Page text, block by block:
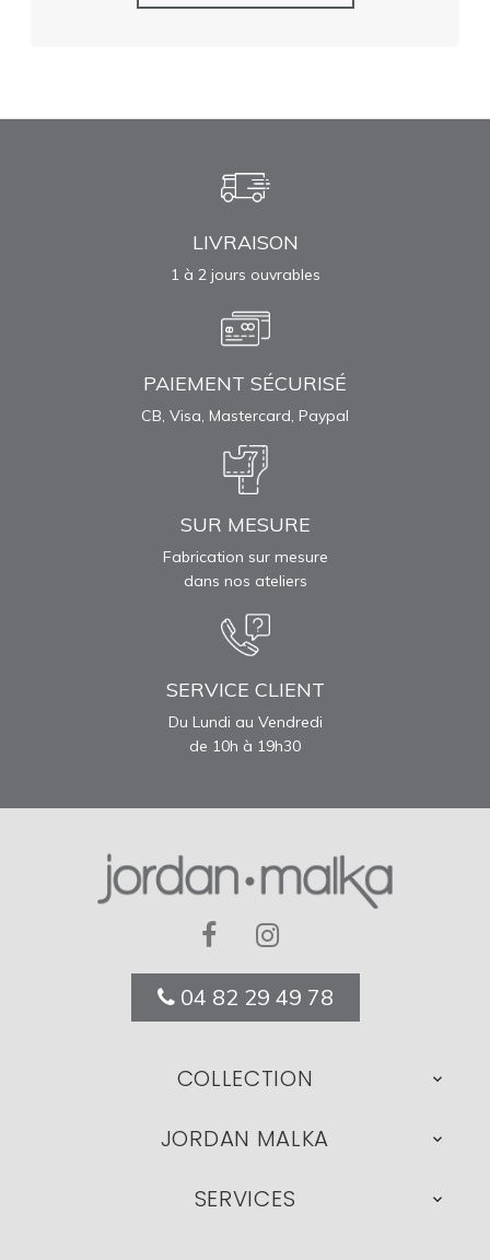
LIVRAISON
1 à 2 jours ouvrables
PAIEMENT SÉCURISÉ
CB, Visa, Mastercard, Paypal
SUR MESURE
Fabrication sur mesure
dans nos ateliers
SERVICE CLIENT
Du Lundi au Vendredi
de 10h à 19h30
04 82 29 49 78
COLLECTION 
JORDAN MALKA 
SERVICES 